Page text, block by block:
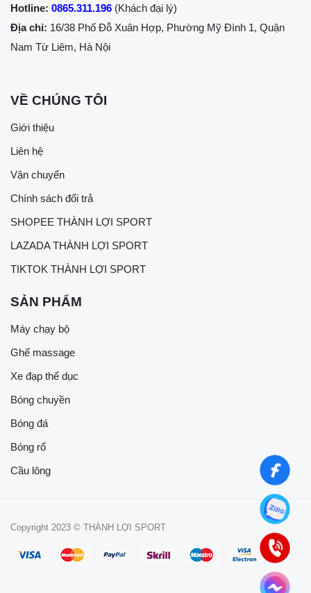
Hotline: 0865.311.196 (Khách đại lý)
Địa chỉ: 16/38 Phố Đỗ Xuân Hợp, Phường Mỹ Đình 1, Quận
Nam Từ Liêm, Hà Nội
VỀ CHÚNG TÔI
Giới thiệu
Liên hệ
Vận chuyển
Chính sách đổi trả
SHOPEE THÀNH LỢI SPORT
LAZADA THÀNH LỢI SPORT
TIKTOK THÀNH LỢI SPORT
SẢN PHẨM
Máy chạy bộ
Ghế massage
Xe đạp thể dục
Bóng chuyền
Bóng đá
Bóng rổ
Cầu lông
Copyright 2023 © THÀNH LỢI SPORT